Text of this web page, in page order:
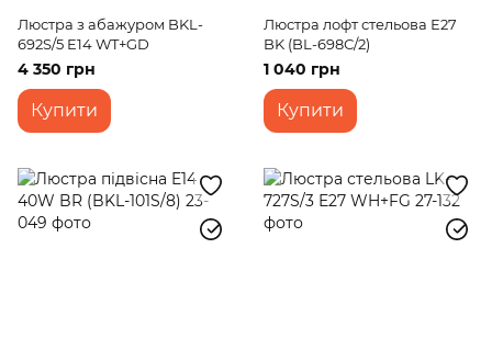
Люстра з абажуром BKL-
692S/5 E14 WT+GD
4 350 грн
Купити
Люстра лофт стельова Е27
BK (BL-698С/2)
1 040 грн
Купити